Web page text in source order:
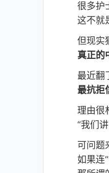
很多护
这不就
但现
真正的
最近翻
最抗拒
理由很
“我们
可问
如果连